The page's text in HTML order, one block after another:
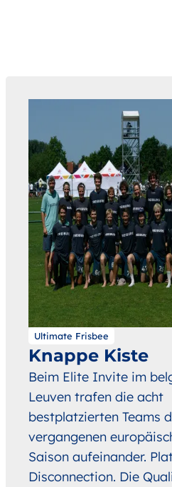
Ultimate Frisbee
Knappe Kiste
Beim Elite Invite im
Leuven trafen die acht
bestplatzierten Teams
vergangenen
Saison aufeinander.
Disconnection. Die